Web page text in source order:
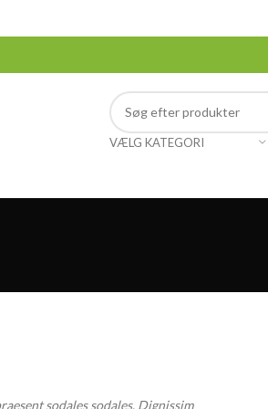
VÆLG KATEGORI
sodales sodales. Dignissim